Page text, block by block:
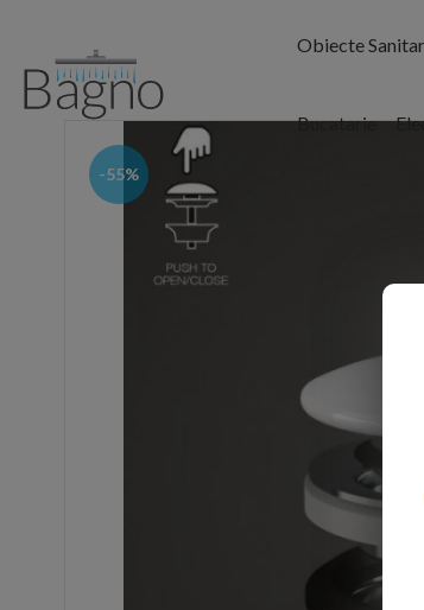
Obiecte
Bucatarie
-55%